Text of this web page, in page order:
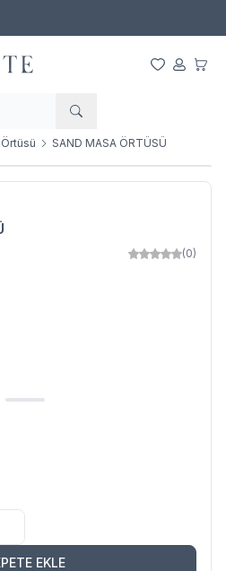
Favorilerim
Hesabım
SAND MASA ÖRTÜSÜ
(0)
EKLE